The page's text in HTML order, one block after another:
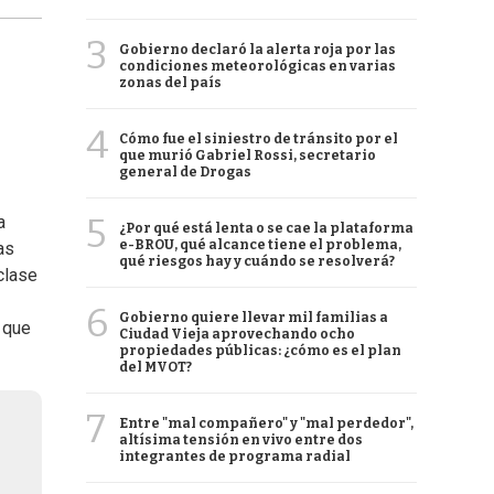
que
3
Gobierno declaró la alerta roja por las
condiciones meteorológicas en varias
zonas del país
4
Cómo fue el siniestro de tránsito por el
que murió Gabriel Rossi, secretario
general de Drogas
5
¿Por qué está lenta o se cae la plataforma
e-BROU, qué alcance tiene el problema,
qué riesgos hay y cuándo se resolverá?
6
Gobierno quiere llevar mil familias a
Ciudad Vieja aprovechando ocho
propiedades públicas: ¿cómo es el plan
del MVOT?
7
Entre "mal compañero" y "mal perdedor",
altísima tensión en vivo entre dos
integrantes de programa radial